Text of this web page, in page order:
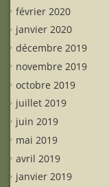
février 2020
janvier 2020
décembre 2019
novembre 2019
octobre 2019
juillet 2019
juin 2019
mai 2019
avril 2019
janvier 2019